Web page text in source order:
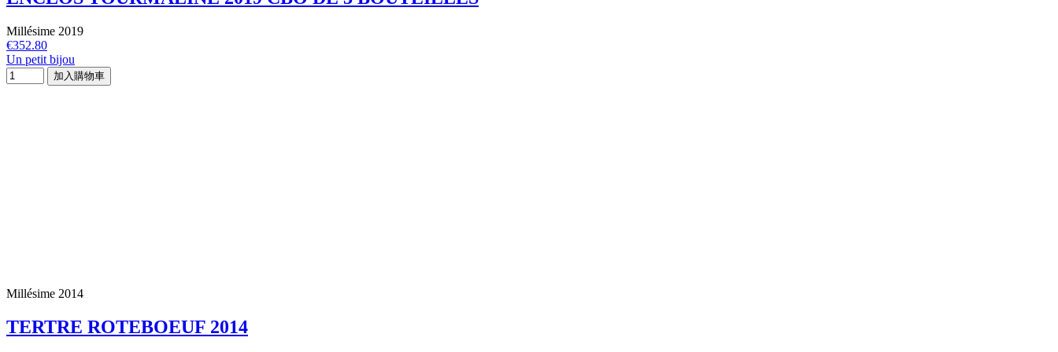
Millésime 2019
€352.80
Un petit bijou
加入購物車
Millésime 2014
TERTRE ROTEBOEUF 2014